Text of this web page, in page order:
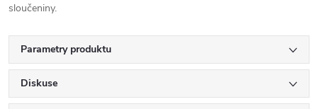
sloučeniny.
Parametry produktu
Diskuse